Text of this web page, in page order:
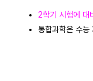
2학기 시험에 대
통합과학은 수능